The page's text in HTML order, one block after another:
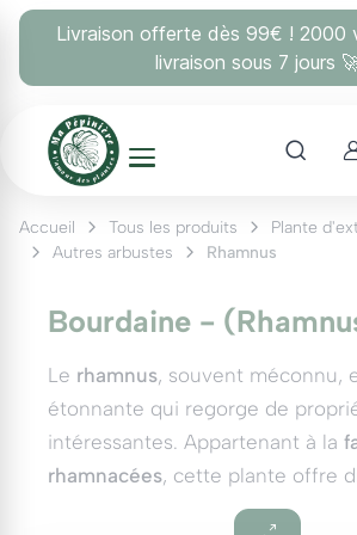
Livraison offerte dès 99€ ! 2000
livraison sous 7 jours
Accueil Tous les produits Plante
Autres arbustes
Rhamnus
Bourdaine -
Le rhamnus, souvent méconnu,
étonnante qui regorge de
intéressantes. Appartenant à la
rhamnacées, cette plante offre
avantages et s’avère utile dans
Panneau de gestion des cookies